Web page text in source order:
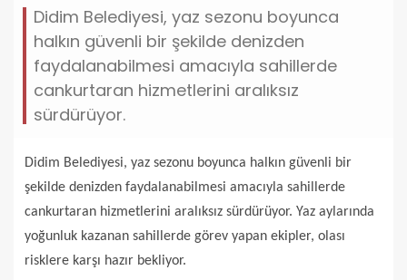
Didim Belediyesi, yaz sezonu boyunca
halkın güvenli bir şekilde denizden
faydalanabilmesi amacıyla sahillerde
cankurtaran hizmetlerini aralıksız
sürdürüyor.
Didim Belediyesi, yaz sezonu boyunca halkın güvenli bir
şekilde denizden faydalanabilmesi amacıyla sahillerde
cankurtaran hizmetlerini aralıksız sürdürüyor. Yaz aylarında
yoğunluk kazanan sahillerde görev yapan ekipler, olası
risklere karşı hazır bekliyor.